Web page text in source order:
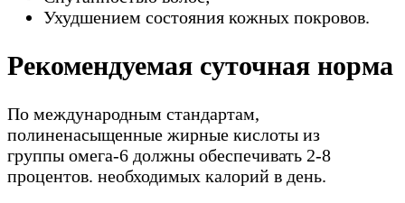
Ухудшением состояния кожных покровов.
Рекомендуемая суточная норма
По международным стандартам,
полиненасыщенные жирные кислоты из
группы омега-6 должны обеспечивать 2-8
процентов. необходимых калорий в день.